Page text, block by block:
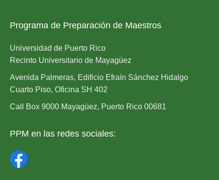
Programa de Preparación de Maestros
Universidad de Puerto Rico
Recinto Universitario de Mayagüez
Avenida Palmeras, Edificio Efraín Sánchez Hidalgo
Cuarto Piso, Oficina SH 402
Call Box 9000 Mayagüez, Puerto Rico 00681
PPM en las redes sociales: